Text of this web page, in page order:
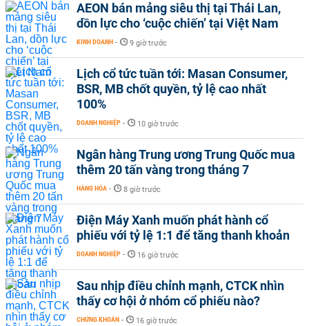
AEON bán mảng siêu thị tại Thái Lan,
dồn lực cho ‘cuộc chiến’ tại Việt Nam
KINH DOANH - 9 giờ trước
Lịch cổ tức tuần tới: Masan Consumer,
BSR, MB chốt quyền, tỷ lệ cao nhất
100%
DOANH NGHIỆP - 10 giờ trước
Ngân hàng Trung ương Trung Quốc mua
thêm 20 tấn vàng trong tháng 7
HÀNG HÓA - 8 giờ trước
Điện Máy Xanh muốn phát hành cổ
phiếu với tỷ lệ 1:1 để tăng thanh khoản
DOANH NGHIỆP - 16 giờ trước
Sau nhịp điều chỉnh mạnh, CTCK nhìn
thấy cơ hội ở nhóm cổ phiếu nào?
CHỨNG KHOÁN - 16 giờ trước